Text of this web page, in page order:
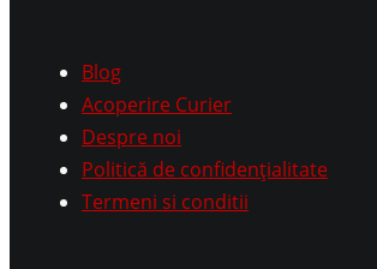
Blog
Acoperire Curier
Despre noi
Politică de confidențialitate
Termeni si conditii